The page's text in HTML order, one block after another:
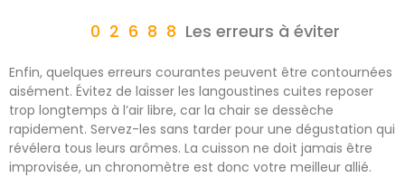
Les erreurs à éviter
Enfin, quelques erreurs courantes peuvent être contournées
aisément. Évitez de laisser les langoustines cuites reposer
trop longtemps à l’air libre, car la chair se dessèche
rapidement. Servez-les sans tarder pour une dégustation qui
révélera tous leurs arômes. La cuisson ne doit jamais être
improvisée, un chronomètre est donc votre meilleur allié.